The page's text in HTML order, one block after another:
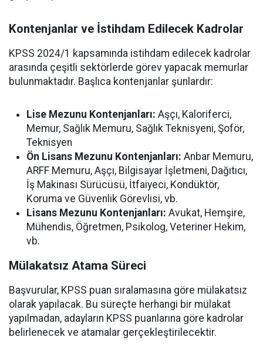
Kontenjanlar ve İstihdam Edilecek Kadrolar
KPSS 2024/1 kapsamında istihdam edilecek kadrolar
arasında çeşitli sektörlerde görev yapacak memurlar
bulunmaktadır. Başlıca kontenjanlar şunlardır:
Lise Mezunu Kontenjanları: Aşçı, Kaloriferci,
Memur, Sağlık Memuru, Sağlık Teknisyeni, Şoför,
Teknisyen
Ön Lisans Mezunu Kontenjanları: Anbar Memuru,
ARFF Memuru, Aşçı, Bilgisayar İşletmeni, Dağıtıcı,
İş Makinası Sürücüsü, İtfaiyeci, Kondüktör,
Koruma ve Güvenlik Görevlisi, vb.
Lisans Mezunu Kontenjanları: Avukat, Hemşire,
Mühendis, Öğretmen, Psikolog, Veteriner Hekim,
vb.
Mülakatsız Atama Süreci
Başvurular, KPSS puan sıralamasına göre mülakatsız
olarak yapılacak. Bu süreçte herhangi bir mülakat
yapılmadan, adayların KPSS puanlarına göre kadrolar
belirlenecek ve atamalar gerçekleştirilecektir.